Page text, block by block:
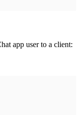
app user to a client: